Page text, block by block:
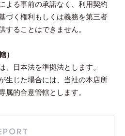
よる事前の承諾なく、利用契約
づく権利もしくは義務を第三者
することはできません。
）
、日本法を準拠法とします。
生じた場合には、当社の本店所
属的合意管轄とします。